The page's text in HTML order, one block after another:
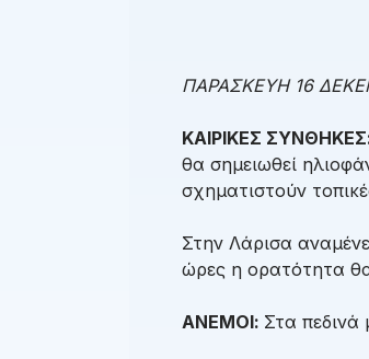
ΠΑΡΑΣΚΕΥΗ 16
ΚΑΙΡΙΚΕΣ
θα σημειωθεί
σχηματιστούν
Στην Λάρισα
ώρες η ορατότητα θα
ΑΝΕΜΟΙ: Στα πεδινά